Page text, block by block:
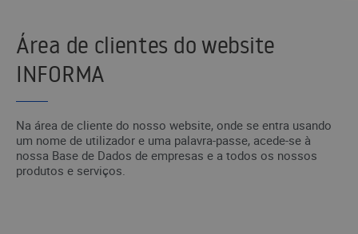
Área de clientes do website
INFORMA
Na área de cliente do nosso website, onde se entra usando
um nome de utilizador e uma palavra-passe, acede-se à
nossa Base de Dados de empresas e a todos os nossos
produtos e serviços.